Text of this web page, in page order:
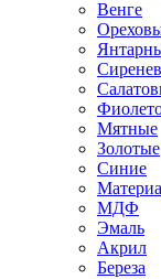
Венге
Мятные
Золотые
Синие
МДФ
Эмаль
Акрил
Береза